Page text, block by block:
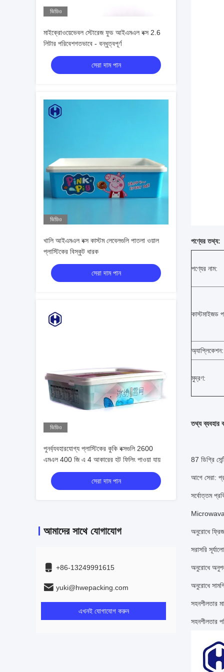
ভিডিও
মাইক্রোওয়েভেবল স্টোরেজ ফুড আইএমএল বক্স 2.6
লিটার পরিবেশগতভাবে - বন্ধুত্বপূর্ণ
সেরা দাম পান
ভিডিও
খালি আইএমএল বক্স কাস্টম লেবেলগুলি পাতলা ওয়াল
প্লাস্টিকের বিস্কুট ধারক
সেরা দাম পান
ভিডিও
পুনর্ব্যবহারযোগ্য প্লাস্টিকের কুকি বক্সগুলি 2600
এমএল 400 জি এ 4 আকারের হট ফিলিং পাওয়া যায়
সেরা দাম পান
আমাদের সাথে যোগাযোগ
+86-13249991615
yuki@hwepacking.com
এখনই যোগাযোগ করুন
পণ্যের তথ্য:
পণ্যের নাম:
কাস্টমাইজড
অ্যাপ্লিকেশন:
মুদ্রণ:
তথ্য ব্যবহার
87 ডিগ্রি
আগে সেরা:
সর্বোত্তম
অনুরোধে
সরাসরি
অনুরোধে
অনুরোধে
সহনশীলতার
সহনশীলতার